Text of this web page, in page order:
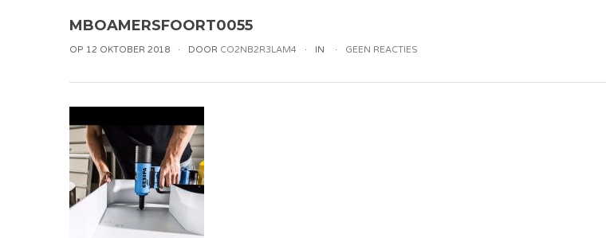
MBOAMERSFOORT0055
OP 12 OKTOBER 2018 DOOR CO2NB2R3LAM4 IN GEEN REACTIES